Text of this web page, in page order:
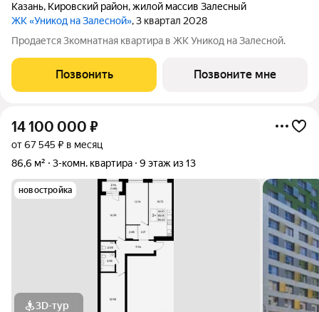
Казань, Кировский район,жилой массив Залесный
ЖК «Уникод на Залесной», 3 квартал 2028
Продается 3комнатная квартира в ЖК Уникод на Залесной.
Позвонить Позвоните мне
14 100 000 ₽
от 67 545 ₽ в месяц
86,6 м²
3-комн. квартира 9 этаж из 13
новостройка
3D-тур